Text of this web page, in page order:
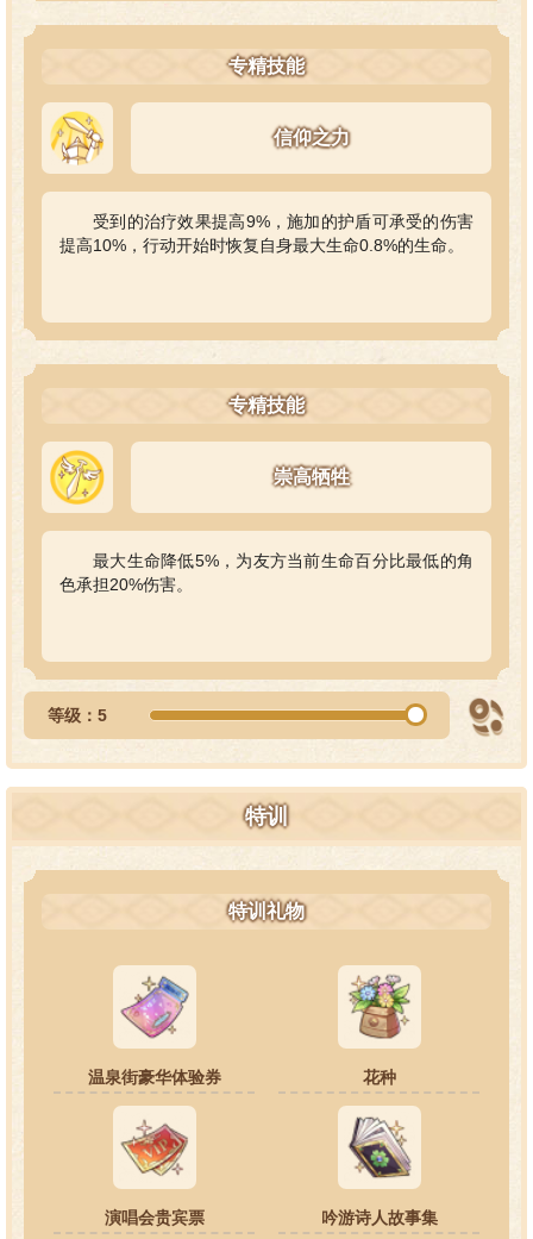
专精技能
信仰之力
受到的治疗效果提高9%，施加的护盾可承受的伤害
提高10%，行动开始时恢复自身最大生命0.8%的生命。
专精技能
崇高牺牲
最大生命降低5%，为友方当前生命百分比最低的角
色承担20%伤害。
等级：5
特训
特训礼物
温泉街豪华体验券 花种
演唱会贵宾票 吟游诗人故事集